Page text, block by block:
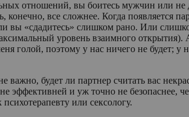
отношений, вы боитесь мужчин или не
конечно, все сложнее. Когда появляется
вы «сдадитесь» слишком рано. Или
уровень взаимного открытия).
голой, поэтому у нас ничего не будет; у
будет ли партнер считать вас
эффективней и уж точно не безопаснее,
или сексологу.